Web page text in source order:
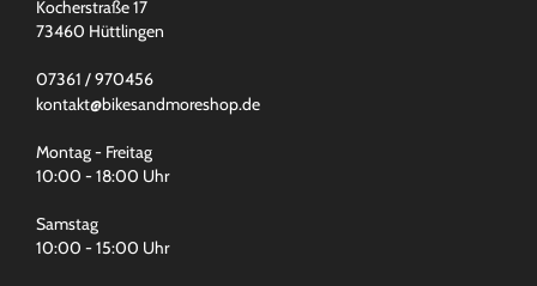
Kocherstraße 17
73460 Hüttlingen
07361 / 970456
kontakt@bikesandmoreshop.de
Montag - Freitag
10:00 - 18:00 Uhr
Samstag
10:00 - 15:00 Uhr